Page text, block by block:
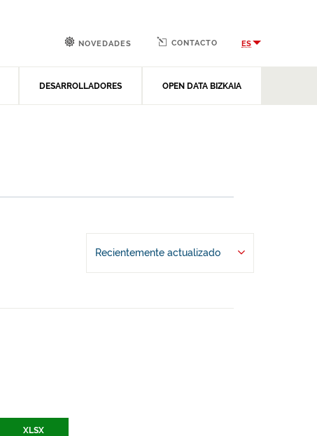
DESARROLLADORES OPEN DATA BIZKAIA
NOVEDADES CONTACTO ES
Recientemente actualizado
XLSX